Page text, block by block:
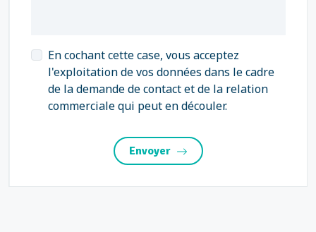
En cochant cette case, vous acceptez
l'exploitation de vos données dans le cadre
de la demande de contact et de la relation
commerciale qui peut en découler.
Envoyer